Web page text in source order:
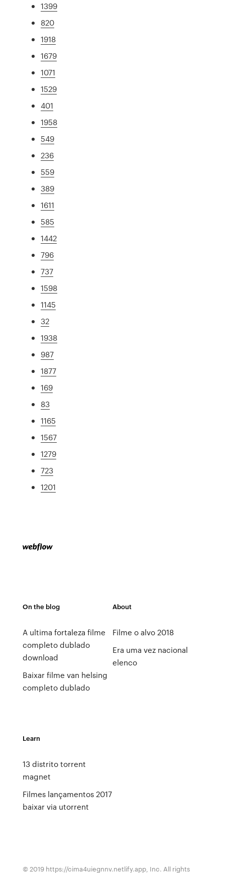
1399
820
1918
1679
1071
1529
401
1958
549
236
559
389
1611
585
1442
796
737
1598
1145
32
1938
987
1877
169
83
1165
1567
1279
723
1201
On the blog
A ultima fortaleza filme
completo dublado
download
Baixar filme van helsing
completo dublado
About
Filme o alvo 2018
Era uma vez nacional
elenco
Learn
13 distrito torrent
magnet
Filmes lançamentos 2017
baixar via utorrent
© 2019 https://cima4uiegnnv.netlify.app, Inc. All rights